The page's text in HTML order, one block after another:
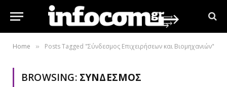
Home » Posts Tagged "Σύνδεσμος Επιχειρήσεων και Βιομηχανιών"
BROWSING: ΣΎΝΔΕΣΜΟΣ